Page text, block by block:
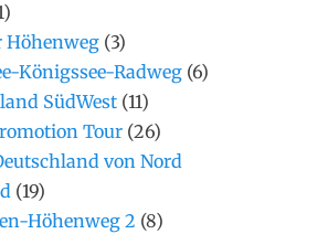
Höhenweg (3)
Königssee-Radweg (6)
SüdWest (11)
Tour (26)
von Nord
(19)
Höhenweg 2 (8)